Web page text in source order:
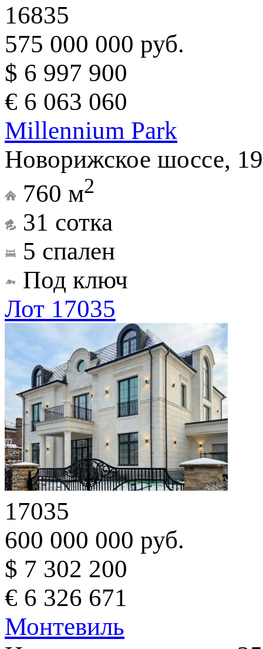
16835
575 000 000 руб.
$ 6 997 900
€ 6 063 060
Millennium Park
Новорижское шоссе,
760 м2
31 сотка
5 спален
Под ключ
Лот 17035
17035
600 000 000 руб.
$ 7 302 200
€ 6 326 671
Монтевиль